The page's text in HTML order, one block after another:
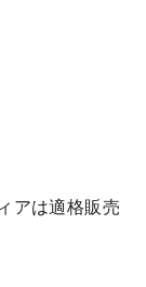
アは適格販売